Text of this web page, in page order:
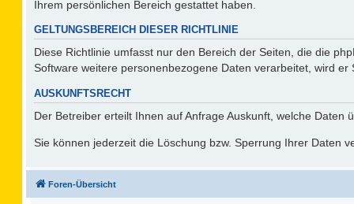
Ihrem persönlichen Bereich gestattet haben.
GELTUNGSBEREICH DIESER RICHTLINIE
Diese Richtlinie umfasst nur den Bereich der Seiten, die die
Software weitere personenbezogene Daten verarbeitet, wird
AUSKUNFTSRECHT
Der Betreiber erteilt Ihnen auf Anfrage Auskunft, welche Daten
Sie können jederzeit die Löschung bzw. Sperrung Ihrer Daten
Foren-Übersicht